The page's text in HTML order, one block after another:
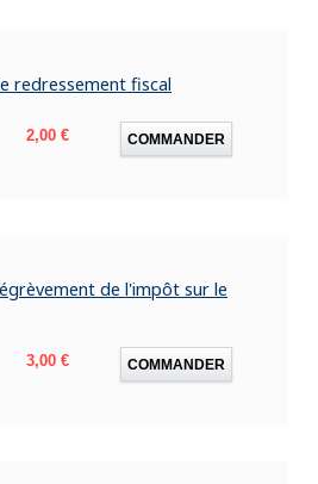
redressement fiscal
Prix
2,00 € COMMANDER
de l'impôt sur le
Prix
3,00 € COMMANDER